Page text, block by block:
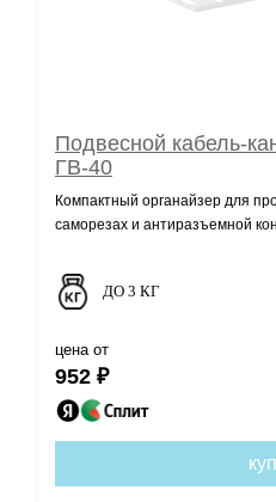
Подвесной кабель-
ГВ-40
Компактный органайзер для
саморезах и антиразъемной
ДО 3 КГ
цена от
952 ₽